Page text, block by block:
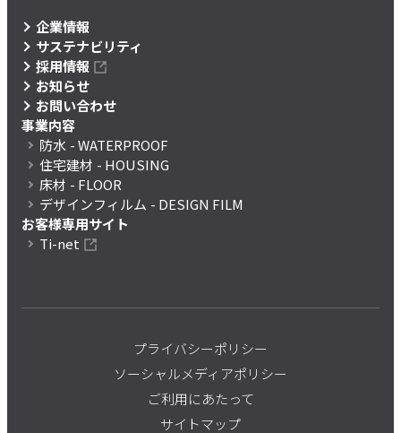
企業情報
サステナビリティ
採用情報
お知らせ
お問い合わせ
事業内容
防水 - WATERPROOF
住宅建材 - HOUSING
床材 - FLOOR
デザインフィルム - DESIGN FILM
お客様専用サイト
Ti-net
プライバシーポリシー
ソーシャルメディアポリシー
ご利用にあたって
サイトマップ